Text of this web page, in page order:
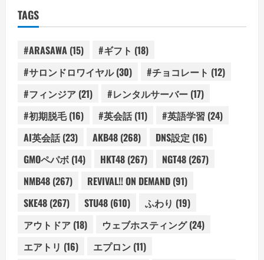
TAGS
#ARASAWA (15) #ギフト (18)
#サロンドロワイヤル(30) #チョコレート (12)
#フィンジア (21) #レンタルサーバー (17)
#初期脱毛(16) #英会話(11) #英語学習 (24)
AI英会話(23) AKB48 (268) DNS設定 (16)
GMOペパボ (14) HKT48 (267) NGT48 (267)
NMB48 (267) REVIVAL!! ON DEMAND (91)
SKE48 (267) STU48 (610) ふわり (19)
アウトドア (18) ウェブホスティング(24)
エアトリ (16) エプロン (11)